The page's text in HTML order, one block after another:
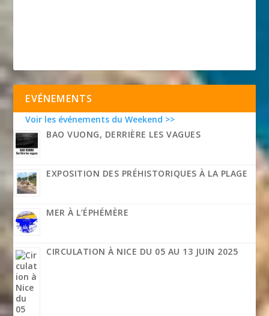
EVÉNEMENTS
Voir les événements du Weekend >>
BAO VUONG, DERRIÈRE LES VAGUES
EXPOSITION DES PRÉHISTORIQUES À LA PLAGE
MER À L’ÉPHÉMÈRE
CIRCULATION À NICE DU 05 AU 13 JUIN 2025